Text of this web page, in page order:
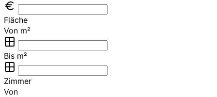
Fläche
Von m²
Bis m²
Zimmer
Von